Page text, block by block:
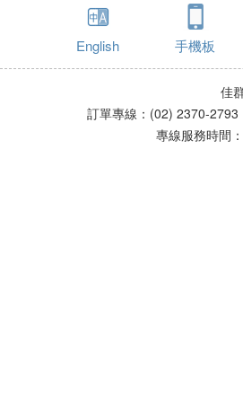
English 手機板
佳
訂單專線：(02) 2370-
專線服務時間